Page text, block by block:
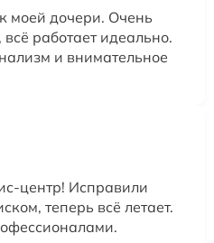
моей дочери. Очень
работает идеально.
и внимательное
центр! Исправили
теперь всё летает.